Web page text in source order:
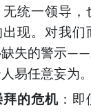
统一领导，
出现。对我们
失的警示——
易任意妄为。
拜的危机：即